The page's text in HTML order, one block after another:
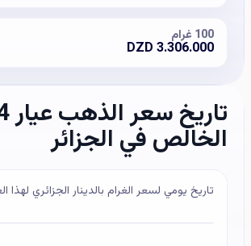
100 غرام
3.306.000
الخالص في الجزائر
تاريخ يومي لسعر الغرام بالدينار الجزائري لهذا